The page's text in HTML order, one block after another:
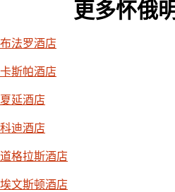
更多怀俄
布法罗酒店
卡斯帕酒店
夏延酒店
科迪酒店
道格拉斯酒店
埃文斯顿酒店